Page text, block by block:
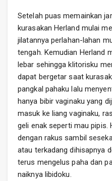
Setelah puas memainkan
kurasakan Herland mulai
jilatannya perlahan-lahan
tengah. Kemudian Herland
lebar sehingga klitorisku
dapat bergetar saat
pangkal pahaku lalu
hanya bibir vaginaku yang
masuk ke liang vaginaku,
geli enak seperti mau pipis.
dengan rakus sambil
atau terkadang dihisapnya
terus mengelus paha dan
naiknya libidoku.